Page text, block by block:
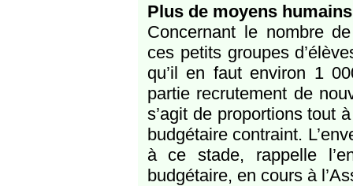
Plus de moyens humains
Concernant le nombre
ces petits groupes
qu’il en faut environ 1
partie recrutement de
s’agit de proportions tout
budgétaire contraint.
à ce stade, rappelle
budgétaire, en cours à